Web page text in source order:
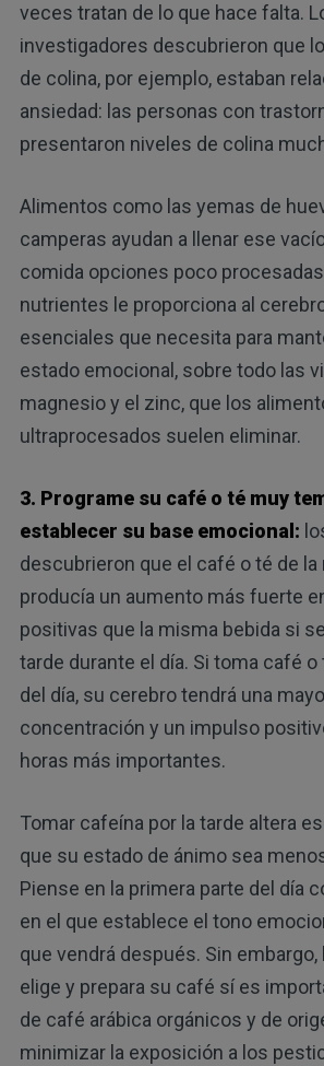
veces tratan de lo que hace falta.
investigadores descubrieron que
de colina, por ejemplo, estaban
ansiedad: las personas con
presentaron niveles de colina
Alimentos como las yemas de
camperas ayudan a llenar ese
comida opciones poco
nutrientes le proporciona al
esenciales que necesita para
estado emocional, sobre todo las
magnesio y el zinc, que los
ultraprocesados suelen eliminar.
3. Programe su café o té muy
establecer su base emocional:
descubrieron que el café o té de la
producía un aumento más fuerte
positivas que la misma bebida si
tarde durante el día. Si toma café o
del día, su cerebro tendrá una
concentración y un impulso
horas más importantes.
Tomar cafeína por la tarde altera
que su estado de ánimo sea
Piense en la primera parte del día
en el que establece el tono
que vendrá después. Sin
elige y prepara su café sí es
de café arábica orgánicos y de
minimizar la exposición a los